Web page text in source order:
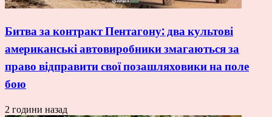
Битва за контракт Пентагону: два культові
американські автовиробники змагаються за
право відправити свої позашляховики на поле
бою
2 години назад